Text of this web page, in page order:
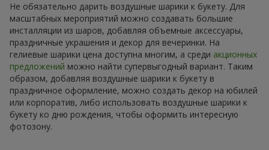
Не обязательно дарить воздушные шарики к букету. Для
масштабных мероприятий можно создавать большие
инсталляции из шаров, добавляя объемные аксессуары,
праздничные украшения и декор для вечеринки. На
гелиевые шарики цена доступна многим, а среди акционных
предложений можно найти супервыгодный вариант. Таким
образом, добавляя воздушные шарики к букету в
праздничное оформление, можно создать декор на юбилей
или корпоратив, либо использовать воздушные шарики к
букету ко дню рождения, чтобы оформить интересную
фотозону.